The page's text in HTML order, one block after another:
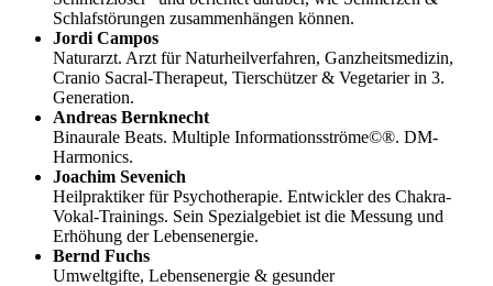
Schlafstörungen zusammenhängen können.
Jordi Campos
Naturarzt. Arzt für Naturheilverfahren, Ganzheitsmedizin,
Cranio Sacral-Therapeut, Tierschützer & Vegetarier in 3.
Generation.
Andreas Bernknecht
Binaurale Beats. Multiple Informationsströme©®. DM-
Harmonics.
Joachim Sevenich
Heilpraktiker für Psychotherapie. Entwickler des Chakra-
Vokal-Trainings. Sein Spezialgebiet ist die Messung und
Erhöhung der Lebensenergie.
Bernd Fuchs
Umweltgifte, Lebensenergie & gesunder